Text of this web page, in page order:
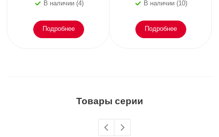
В наличии (4)
Подробнее
В наличии (10)
Подробнее
Товары серии